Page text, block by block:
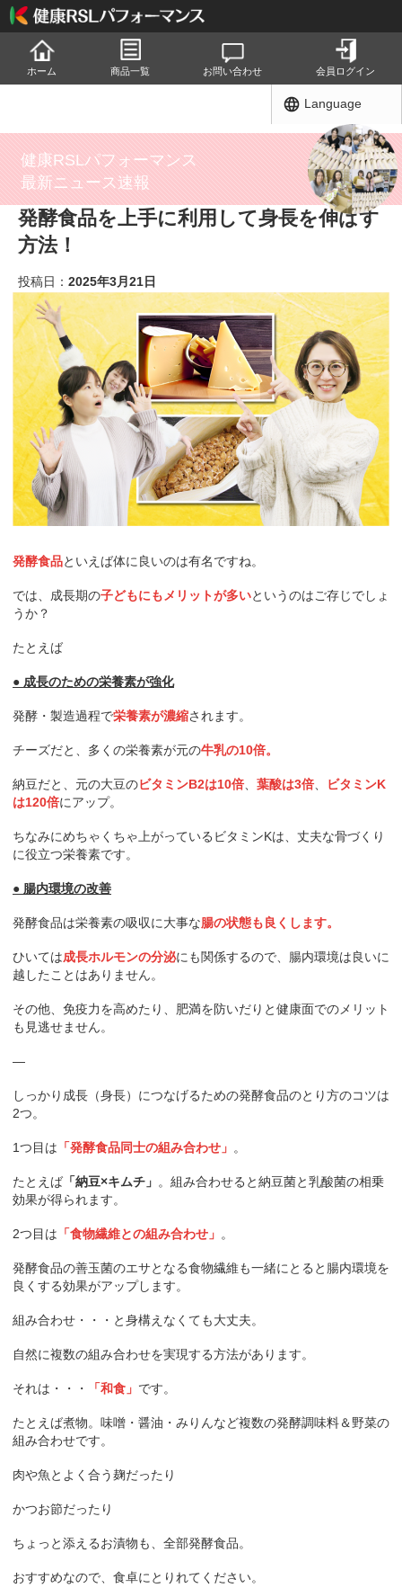
ホーム 商品一覧 お問い合わせ 会員ログイン
Language
健康RSLパフォーマンス
最新ニュース速報
発酵食品を上手に利用して身長を伸ばす
方法！
投稿日： 2025年3月21日
発酵食品といえば体に良いのは有名ですね。
では、成長期の子どもにもメリットが多いというのはご存じでしょ
うか？
たとえば
● 成長のための栄養素が強化
発酵・製造過程で栄養素が濃縮されます。
チーズだと、多くの栄養素が元の牛乳の10倍。
納豆だと、元の大豆のビタミンB2は10倍 葉酸は3倍
ビタミンK
は120倍にアップ。
ちなみにめちゃくちゃ上がっているビタミンKは、丈夫な骨づくり
に役立つ栄養素です。
● 腸内環境の改善
発酵食品は栄養素の吸収に大事な腸の状態も良くします。
ひいては成長ホルモンの分泌にも関係するので、腸内環境は良いに
越したことはありません。
その他、免疫力を高めたり、肥満を防いだりと健康面でのメリット
も見逃せません。
—
しっかり成長（身長）につなげるための発酵食品のとり方のコツは
2つ。
1つ目は 「発酵食品同士の組み合わせ」 。
たとえば 「納豆×キムチ」 。組み合わせると納豆菌と乳酸菌の相乗
効果が得られます。
2つ目は 「食物繊維との組み合わせ」 。
発酵食品の善玉菌のエサとなる食物繊維も一緒にとると腸内環境を
良くする効果がアップします。
組み合わせ・・・と身構えなくても大丈夫。
自然に複数の組み合わせを実現する方法があります。
それは・・・ 「和食」 です。
たとえば煮物。味噌・醤油・みりんなど複数の発酵調味料＆野菜の
組み合わせです。
肉や魚とよく合う麹だったり
かつお節だったり
ちょっと添えるお漬物も、全部発酵食品。
おすすめなので、食卓にとりれてください。